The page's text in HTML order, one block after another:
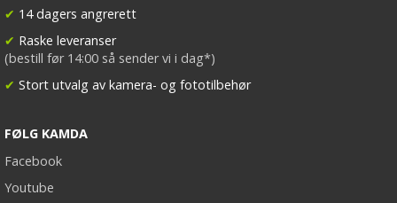
✔ 14 dagers angrerett
✔ Raske leveranser
(bestill før 14:00 så sender vi i dag*)
✔ Stort utvalg av kamera- og fototilbehør
FØLG KAMDA
Facebook
Youtube